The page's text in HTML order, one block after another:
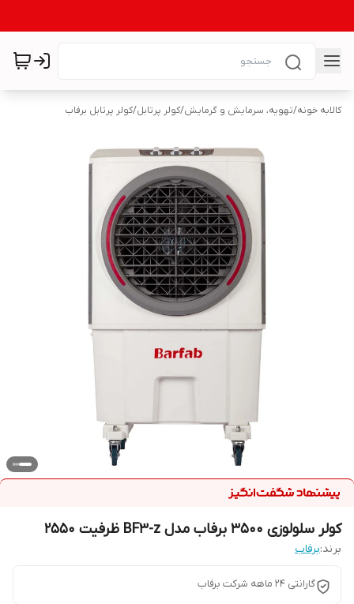
کالابه خونه/تهویه، سرمایش و گرمایش/کولر پرتابل/کولر پرتابل برفاب
کولر سلولوزی 3500 برفاب مدل BF3-z ظرفیت 2550
برند:برفاب
گارانتی ۲۴ ماهه شرکت برفاب